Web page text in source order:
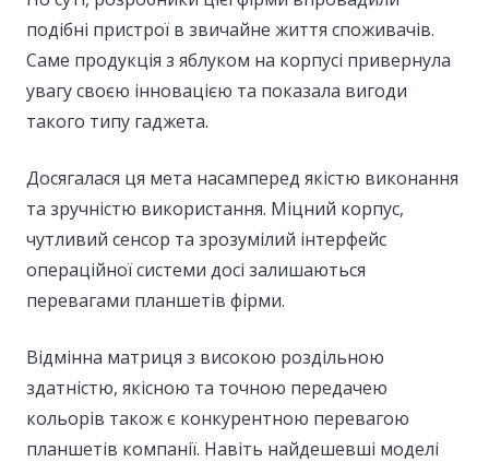
подібні пристрої в звичайне життя споживачів.
Саме продукція з яблуком на корпусі привернула
увагу своєю інновацією та показала вигоди
такого типу гаджета.
Досягалася ця мета насамперед якістю виконання
та зручністю використання. Міцний корпус,
чутливий сенсор та зрозумілий інтерфейс
операційної системи досі залишаються
перевагами планшетів фірми.
Відмінна матриця з високою роздільною
здатністю, якісною та точною передачею
кольорів також є конкурентною перевагою
планшетів компанії. Навіть найдешевші моделі